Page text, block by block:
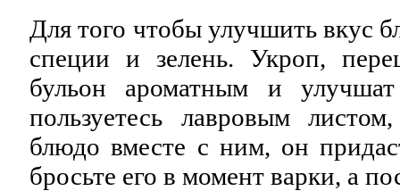
Для того чтобы улучшить вкус
специи и зелень. Укроп,
бульон ароматным и
пользуетесь лавровым
блюдо вместе с ним, он
бросьте его в момент варки, а